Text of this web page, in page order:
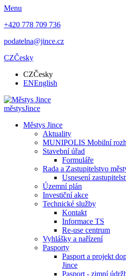
Menu
+420 778 709 736
podatelna@jince.cz
CZČesky
CZČesky
ENEnglish
městysJince
Městys Jince
Aktuality
MUNIPOLIS Mobilní
Stavební úřad
Formuláře
Rada a Zastupitelstvo
Usnesení
Územní plán
Investiční akce
Technické služby
Kontakt
Informace TS
Re-use centrum
Vyhlášky a nařízení
Pasporty
Pasport a projekt
Jince
Pasport - zimní